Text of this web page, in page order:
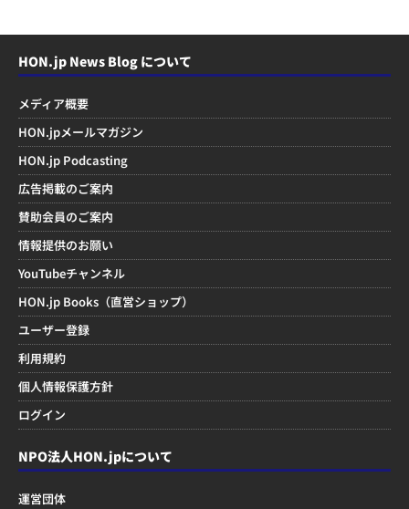
HON.jp News Blog について
メディア概要
HON.jpメールマガジン
HON.jp Podcasting
広告掲載のご案内
賛助会員のご案内
情報提供のお願い
YouTubeチャンネル
HON.jp Books（直営ショップ）
ユーザー登録
利用規約
個人情報保護方針
ログイン
NPO法人HON.jpについて
運営団体